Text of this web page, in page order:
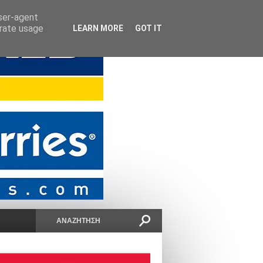
agent
usage
LEARN MORE GOT IT